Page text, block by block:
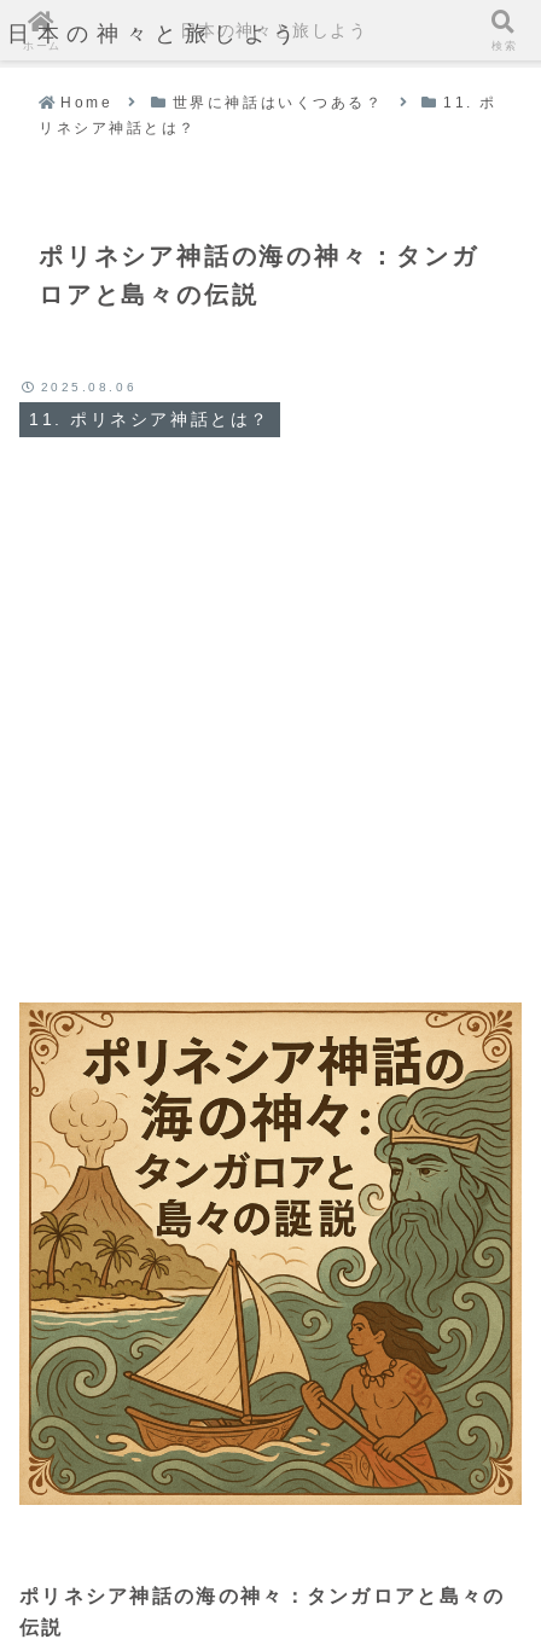
日本の神々と旅しよう
Home 世界に神話はいくつある？
11. ポ
リネシア神話とは？
ポリネシア神話の海の神々：タンガ
ロアと島々の伝説
11. ポリネシア神話とは？
2025.08.06
ポリネシア神話の海の神々：タンガロアと島々の
伝説
ホーム
日本の神々と旅しよう
検索